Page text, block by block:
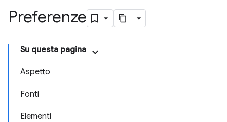
Preferenze
Su questa pagina
Aspetto
Fonti
Elementi